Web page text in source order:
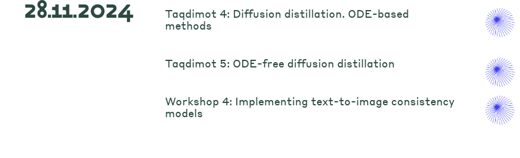
28.11.2024
Taqdimot 4: Diffusion distillation. ODE-based
methods
Taqdimot 5: ODE-free diffusion distillation
Workshop 4: Implementing text-to-image consistency
models